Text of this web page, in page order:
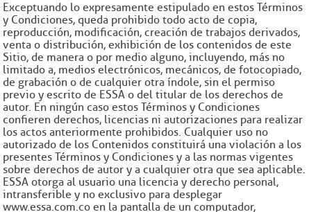
Exceptuando lo expresamente estipulado en estos Términos
y Condiciones, queda prohibido todo acto de copia,
reproducción, modificación, creación de trabajos derivados,
venta o distribución, exhibición de los contenidos de este
Sitio, de manera o por medio alguno, incluyendo, más no
limitado a, medios electrónicos, mecánicos, de fotocopiado,
de grabación o de cualquier otra índole, sin el permiso
previo y escrito de ESSA o del titular de los derechos de
autor. En ningún caso estos Términos y Condiciones
confieren derechos, licencias ni autorizaciones para realizar
los actos anteriormente prohibidos. Cualquier uso no
autorizado de los Contenidos constituirá una violación a los
presentes Términos y Condiciones y a las normas vigentes
sobre derechos de autor y a cualquier otra que sea aplicable.
ESSA otorga al usuario una licencia y derecho personal,
intransferible y no exclusivo para desplegar
www.essa.com.co en la pantalla de un computador,